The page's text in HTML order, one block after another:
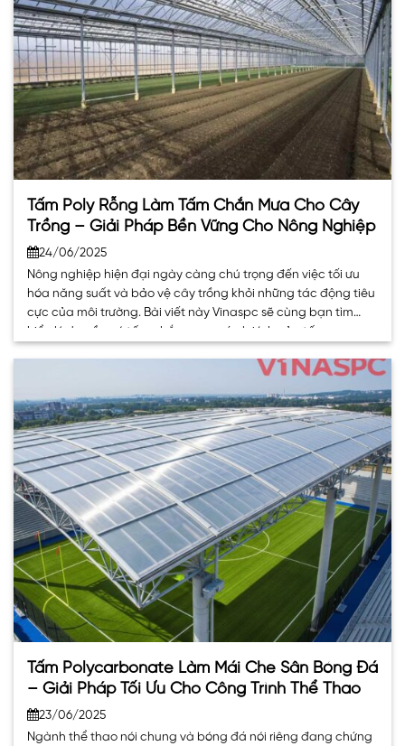
Tấm Poly Rỗng Làm Tấm Chắn Mưa Cho Cây
Trồng – Giải Pháp Bền Vững Cho Nông Nghiệp
24/06/2025
Nông nghiệp hiện đại ngày càng chú trọng đến việc tối ưu
hóa năng suất và bảo vệ cây trồng khỏi những tác động tiêu
cực của môi trường. Bài viết này Vinaspc sẽ cùng bạn tìm
hiểu lý do cần có tấm chắn mưa, các lợi ích của tấm
Tấm Polycarbonate Làm Mái Che Sân Bóng Đá
– Giải Pháp Tối Ưu Cho Công Trình Thể Thao
23/06/2025
Ngành thể thao nói chung và bóng đá nói riêng đang chứng